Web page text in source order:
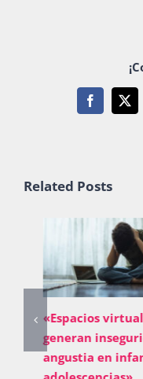
Facebook
X
Related Posts
«Espacios virtuales
generan
angustia en